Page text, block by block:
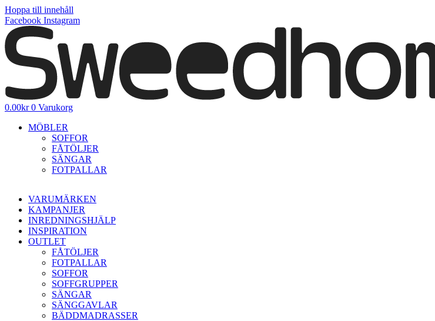
Hoppa till innehåll
Facebook Instagram
0.00kr 0 Varukorg
MÖBLER
SOFFOR
FÅTÖLJER
SÄNGAR
FOTPALLAR
VARUMÄRKEN
KAMPANJER
INREDNINGSHJÄLP
INSPIRATION
OUTLET
FÅTÖLJER
FOTPALLAR
SOFFOR
SOFFGRUPPER
SÄNGAR
SÄNGGAVLAR
BÄDDMADRASSER